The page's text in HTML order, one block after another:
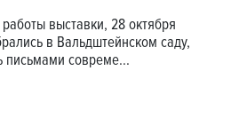
выставки, 28 октября
в Вальдштейнском саду,
письмами совреме...